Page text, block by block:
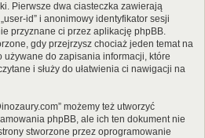
Pierwsze dwa ciasteczka zawierają
id” i anonimowy identyfikator sesji
przyznane ci przez aplikację phpBB.
gdy przejrzysz chociaż jeden temat na
używane do zapisania informacji, które
i służy do ułatwienia ci nawigacji na
możemy też utworzyć
phpBB, ale ich ten dokument nie
stworzone przez oprogramowanie